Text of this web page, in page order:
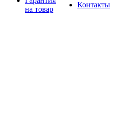
на товар
Контакты